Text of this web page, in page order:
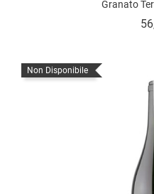
Granato
Non Disponibile